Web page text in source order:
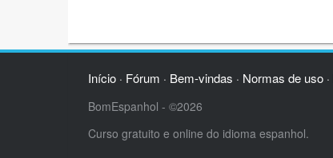
Início· Fórum · Bem-vindas · Normas de uso·
BomEspanhol - ©2026
Curso gratuito e online do idioma espanhol.